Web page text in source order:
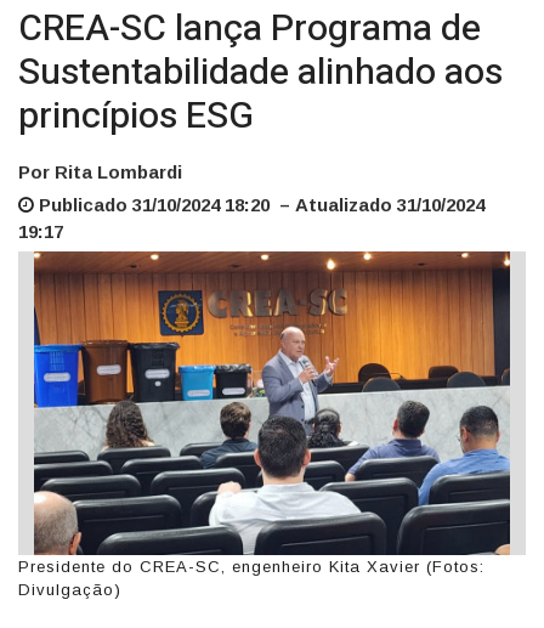
CREA-SC lança Programa de
Sustentabilidade alinhado aos
princípios ESG
Por Rita Lombardi
Publicado 31/10/2024 18:20 – Atualizado 31/10/2024
19:17
Presidente do CREA-SC, engenheiro Kita Xavier (Fotos:
Divulgação)